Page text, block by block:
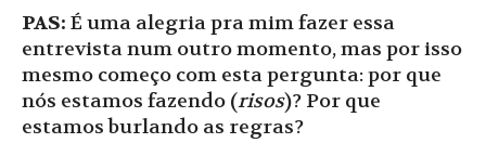
PAS: É uma alegria pra mim fazer essa
entrevista num outro momento, mas por isso
mesmo começo com esta pergunta: por que
nós estamos fazendo (risos)? Por que
estamos burlando as regras?